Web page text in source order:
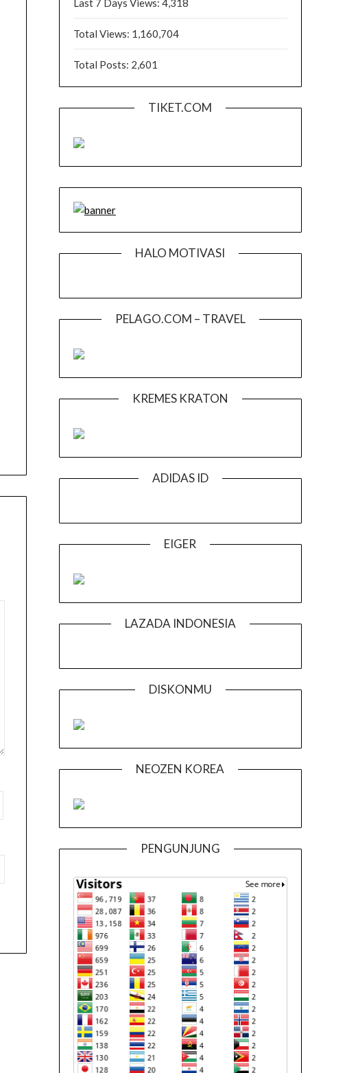
Last 7 Days Views: 4,318
Total Views: 1,160,704
Total Posts: 2,601
TIKET.COM
HALO MOTIVASI
PELAGO.COM – TRAVEL
KREMES KRATON
ADIDAS ID
EIGER
LAZADA INDONESIA
DISKONMU
NEOZEN KOREA
PENGUNJUNG